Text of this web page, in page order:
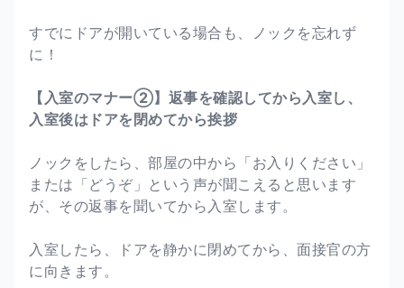
すでにドアが開いている場合も、ノックを忘れず
に！
【入室のマナー②】返事を確認してから入室し、
入室後はドアを閉めてから挨拶
ノックをしたら、部屋の中から「お入りください」
または「どうぞ」という声が聞こえると思います
が、その返事を聞いてから入室します。
入室したら、ドアを静かに閉めてから、面接官の方
に向きます。